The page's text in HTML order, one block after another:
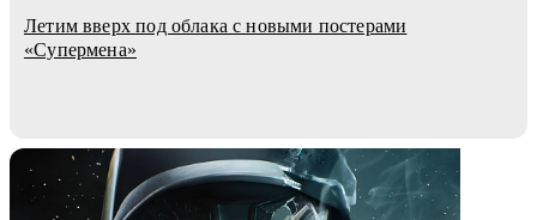
Летим вверх под облака с новыми постерами
«Супермена»